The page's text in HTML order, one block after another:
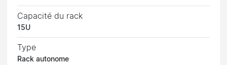
Capacité du rack
15U
Type
Rack autonome